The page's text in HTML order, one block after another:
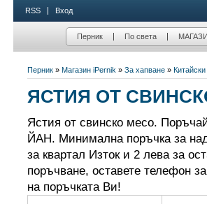
RSS Вход
Перник По света
Перник » Магазин iPernik » За хапване »
ЯСТИЯ ОТ
Ястия от свинско месо.
ЙАН. Минимална поръчка за
за квартал Изток и 2 лева за
поръчване, оставете телефон
на поръчката Ви!